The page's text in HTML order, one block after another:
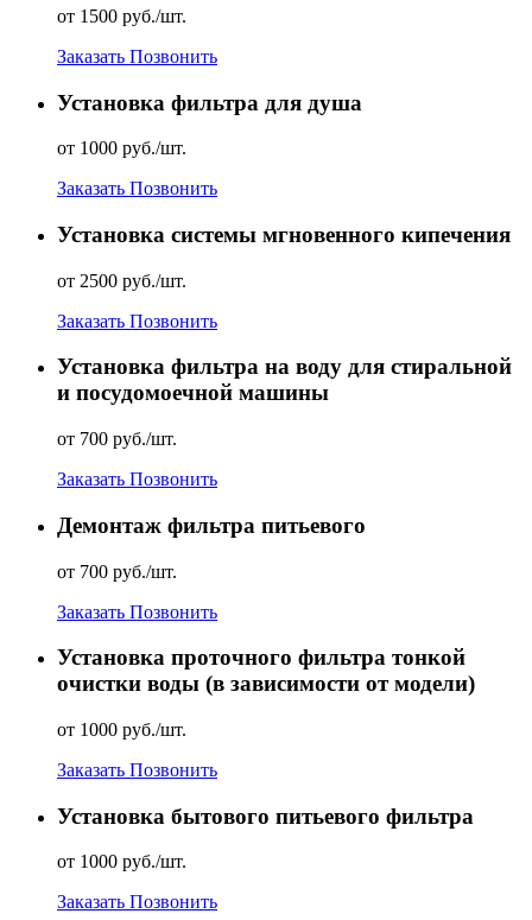
от 1500 руб./шт.
Заказать Позвонить
Установка фильтра для душа
от 1000 руб./шт.
Заказать Позвонить
Установка системы мгновенного кипечения
от 2500 руб./шт.
Заказать Позвонить
Установка фильтра на воду для стиральной
и посудомоечной машины
от 700 руб./шт.
Заказать Позвонить
Демонтаж фильтра питьевого
от 700 руб./шт.
Заказать Позвонить
Установка проточного фильтра тонкой
очистки воды (в зависимости от модели)
от 1000 руб./шт.
Заказать Позвонить
Установка бытового питьевого фильтра
от 1000 руб./шт.
Заказать Позвонить